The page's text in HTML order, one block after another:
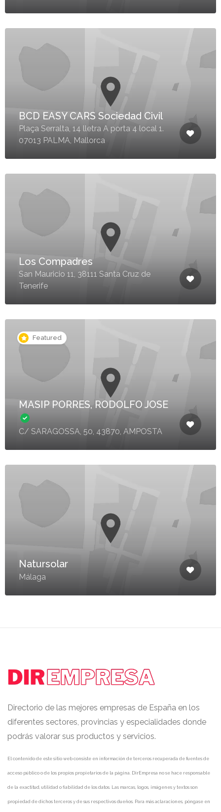
BCD EASY CARS Sociedad Civil
Plaça Serralta, 14 lletra A porta 4 local 1.
07013 PALMA, Mallorca
Los Compadres
San Mauricio 11, 38111 Santa Cruz de
Tenerife
Featured
MASIP PORRES, RODOLFO JOSE
C/ SARAGOSSA, 50, 43870, AMPOSTA
Natursolar
Málaga
Directorio de las mejores empresas de España en los
diferentes sectores, provincias y especialidades donde
podrás valorar sus productos y servicios.
El contenido de este sitio web consiste en información de terceros recuperada de fuentes de
acceso público o de los propios propietarios de la página. DirEmpresa no se hace responsable
de la exactitud, utilidad o fiabilidad de los datos. Las marcas, logos, imágenes y textos son
propiedad de dichos terceros y de sus respectivos dueños. Para más aclaraciones, póngase en